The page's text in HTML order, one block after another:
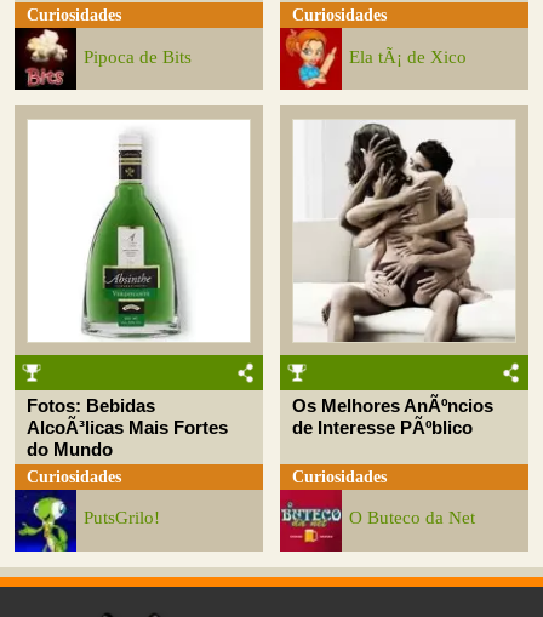
Curiosidades
Pipoca de Bits
Curiosidades
Ela tÃ¡ de Xico
Fotos: Bebidas
AlcoÃ³licas Mais Fortes
do Mundo
Curiosidades
PutsGrilo!
Os Melhores AnÃºncios
de Interesse PÃºblico
Curiosidades
O Buteco da Net